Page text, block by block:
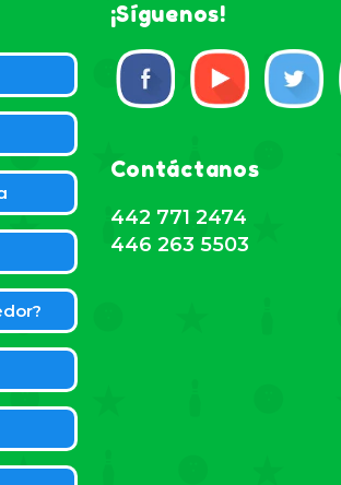
¡Síguenos!
Contáctanos
442 771 2474
446 263 5503